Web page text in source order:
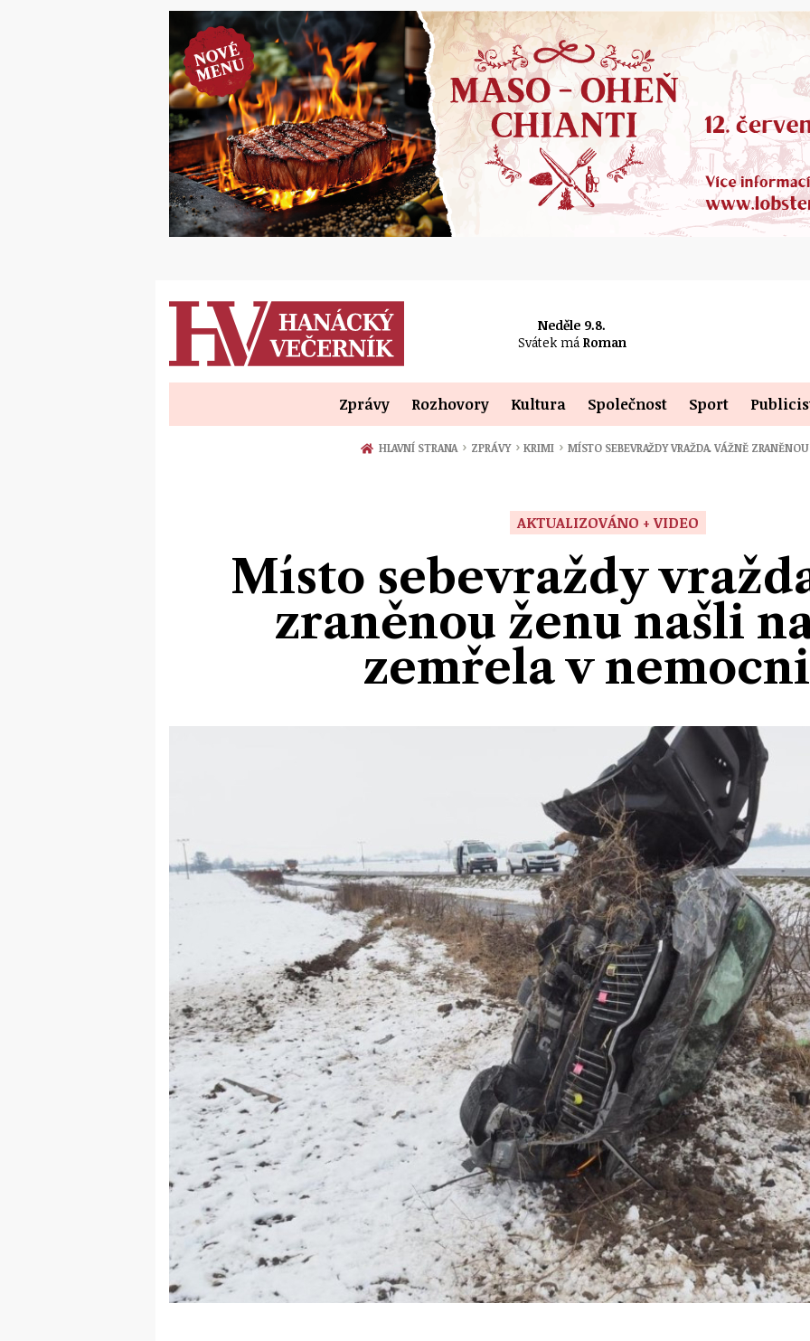
Neděle 9.8.
Svátek má Roman
Zprávy Rozhovory Kultura Společnost Sport
HLAVNÍ STRANA › ZPRÁVY › KRIMI › MÍSTO SEBEVRAŽDY VRAŽDA. VÁŽNĚ
AKTUALIZOVÁNO + VIDEO
Místo sebevraždy
zraněnou ženu našli
zemřela v